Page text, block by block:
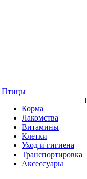
Птицы
Корма
Лакомства
Витамины
Клетки
Уход и гигиена
Транспортировка
Аксессуары